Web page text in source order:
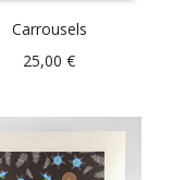
Carrousels
25,00€